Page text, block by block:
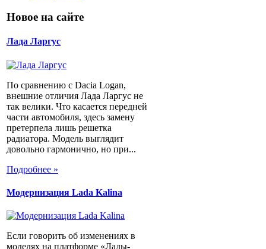
Новое на сайте
Лада Ларгус
По сравнению с Dacia Logan,
внешние отличия Лада Ларгус не
так велики. Что касается передней
части автомобиля, здесь замену
претерпела лишь решетка
радиатора. Модель выглядит
довольно гармонично, но при...
Подробнее »
Модернизация Lada Kalina
Если говорить об изменениях в
моделях на платформе «Лады-